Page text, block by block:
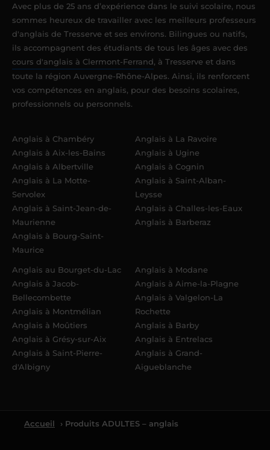
Avec plus de 25 ans d’expérience dans le suivi scolaire, nous
sommes heureux de travailler avec les meilleurs professeurs
d'anglais de Tresserve et ses environs. Bilingues ou natifs,
ils accompagnent des étudiants de tous les âges avec des
cours d'anglais à Clermont-Ferrand, à Tresserve et dans
toute la région Auvergne-Rhône-Alpes. Ainsi, ils renforcent
vos compétences en anglais, pour des besoins scolaires,
professionnels ou personnels.
Anglais à Chambéry
Anglais à Aix-les-Bains
Anglais à Albertville
Anglais à La Motte-
Servolex
Anglais à Saint-Jean-de-
Maurienne
Anglais à Bourg-Saint-
Maurice
Anglais à La Ravoire
Anglais à Ugine
Anglais à Cognin
Anglais à Saint-Alban-
Leysse
Anglais à Challes-les-Eaux
Anglais à Barberaz
Anglais au Bourget-du-Lac
Anglais à Jacob-
Bellecombette
Anglais à Montmélian
Anglais à Moûtiers
Anglais à Grésy-sur-Aix
Anglais à Saint-Pierre-
d'Albigny
Anglais à Modane
Anglais à Aime-la-Plagne
Anglais à Valgelon-La
Rochette
Anglais à Barby
Anglais à Entrelacs
Anglais à Grand-
Aigueblanche
Accueil › Produits ADULTES – anglais